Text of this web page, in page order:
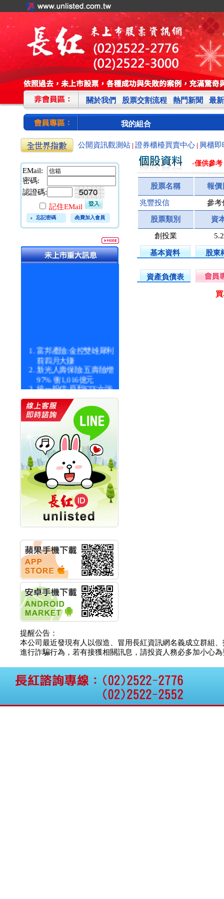
關於我們 股票交割流程 熱門新聞 最
我的組合
公開資訊觀測站 證券櫃檯買賣中心 興櫃即
EMail:
密碼:
認證碼:
記住EMail
忘記密碼 免費加入會員
富邦產險:金控雙雄犀利
前四月大賺
新光人壽保險:五壽險增
97% 衝1,016億元
統一投信:原型ETF六強
統一投信:主動式ETF溢
價 被盯上
新光人壽保險:新壽Q1外
價金將達996億
宇辰系統科技:宇辰業績
創新高 啟動興櫃轉上櫃
計畫
明緯企業:明緯永續科技
競賽 以電源驅動善的力
量
秀育企業:秀育SHO-U儲
能系統 獲國內首張CNS
認證
聯博投信:聯博00404A
從容擁抱台股主流
華旭先進:代重要子公司
碩通散熱股份有限公司
公告董事會通過發言人
及代理發
華旭先進:代重要子公司
碩通散熱股份有限公司
公告董事會決議發行員
工認股權
華旭先進:代重要子公司
碩通散熱股份有限公司
公告董事會追認113年
向關係
公告向關係人取得使用
仁新醫藥:代重要子公司
-僅供參考
股票名稱 報價
兆豐投信 參考
股票類別 資
創投業
基本資料 股東
資產負債表
提醒公告：
本公司最近發現有人以假造、冒用長紅資訊網名義成立群組
進行詐騙行為，若有接獲相關訊息，請投資人務必多加小心